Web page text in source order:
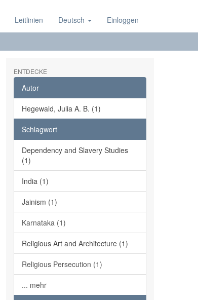
Leitlinien Deutsch Einloggen
ENTDECKE
Autor
Hegewald, Julia A. B. (1)
Schlagwort
Dependency and Slavery Studies
(1)
India (1)
Jainism (1)
Karnataka (1)
Religious Art and Architecture (1)
Religious Persecution (1)
... mehr